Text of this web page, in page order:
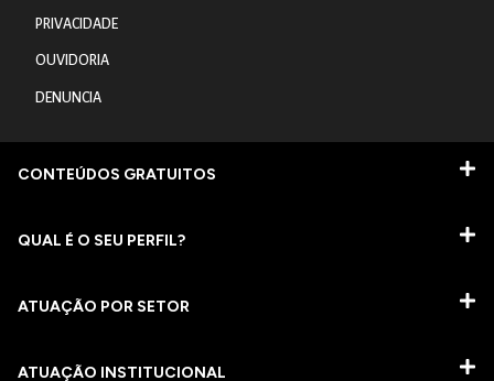
PRIVACIDADE
OUVIDORIA
DENUNCIA
CONTEÚDOS GRATUITOS
QUAL É O SEU PERFIL?
ATUAÇÃO POR SETOR
ATUAÇÃO INSTITUCIONAL